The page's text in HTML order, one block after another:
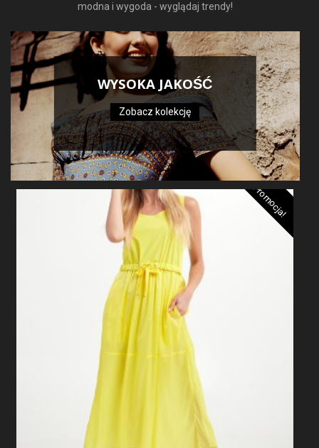
modna i wygoda - wyglądaj trendy!
WYSOKA JAKOŚĆ
Zobacz kolekcję
Promocja!